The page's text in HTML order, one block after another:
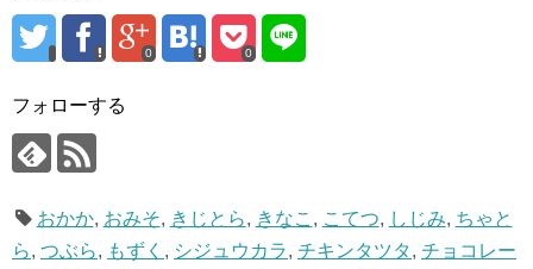
0 0
フォローする
おかか, おみそ, きじとら, きなこ , こてつ, しじみ, ちゃと
ら, つぶら, もずく , シジュウカラ, チキンタツタ, チョコレー